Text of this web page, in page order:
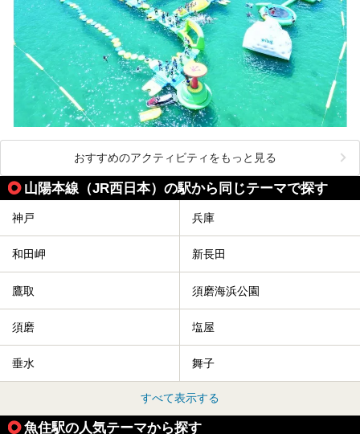
おすすめのアクティビティをもっと見る
山陽本線（JR西日本）の駅から同じテーマで探す
神戸 兵庫
和田岬 新長田
鷹取 須磨海浜公園
須磨 塩屋
垂水 舞子
すべて表示する
魚住駅の人気テーマから探す